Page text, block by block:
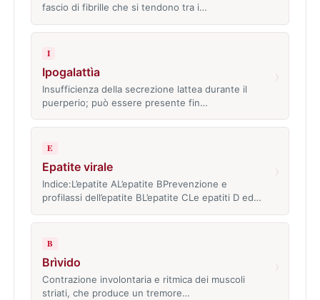
fascio di fibrille che si tendono tra i…
I
Ipogalattìa
Insufficienza della secrezione lattea durante il
puerperio; può essere presente fin…
E
Epatite virale
Indice:L’epatite AL’epatite BPrevenzione e
profilassi dell’epatite BL’epatite CLe epatiti D ed…
B
Brìvido
Contrazione involontaria e ritmica dei muscoli
striati, che produce un tremore…